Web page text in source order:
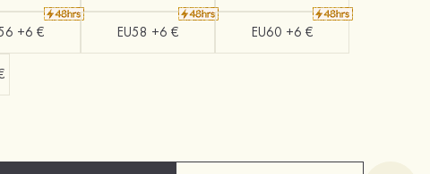
+6 € EU58 +6 € EU60 +6 €